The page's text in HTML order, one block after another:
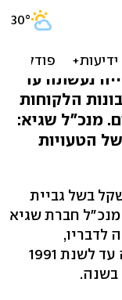
יתר
נעשתה עד
הלקוחות
יום בשנה, במקום 365 יום. מנכ"ל שגיא:
הטעויות
1.2 מיליארד שקל בשל גביית
מנכ"ל חברת שגיא
לדבריו,
בשל חישוב ריבית בחשבונות שנעשה עד לשנת 1991